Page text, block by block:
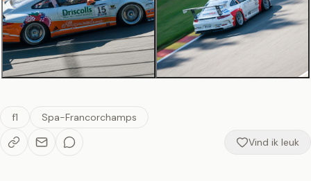
f1
Spa-Francorchamps
Vind ik leuk